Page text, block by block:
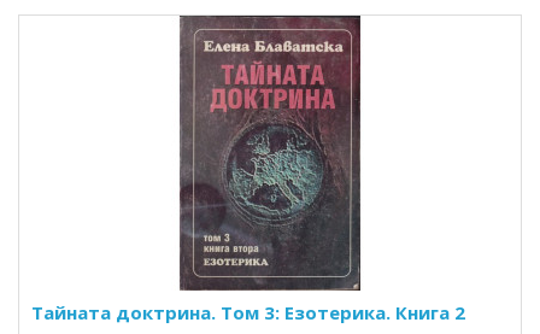
Тайната доктрина. Том 3: Езотерика. Книга 2